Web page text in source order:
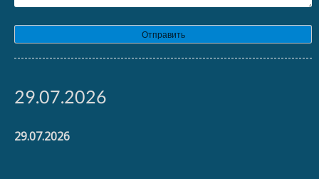
Отправить
29.07.2026
29.07.2026